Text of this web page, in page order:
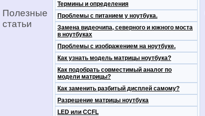
Полезные
статьи
Термины и определения
Проблемы с питанием у ноутбука.
Замена видеочипа, северного и южного моста
в ноутбуках
Проблемы с изображением на ноутбуке.
Как узнать модель матрицы ноутбука?
Как подобрать совместимый аналог по
модели матрицы?
Как заменить разбитый дисплей самому?
Разрешение матрицы ноутбука
LED или CCFL